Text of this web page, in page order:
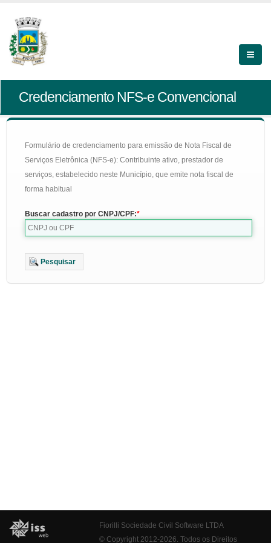
Credenciamento NFS-e Convencional
Formulário de credenciamento para emissão de Nota Fiscal de
Serviços Eletrônica (NFS-e): Contribuinte ativo, prestador de
serviços, estabelecido neste Município, que emite nota fiscal de
forma habitual
Buscar cadastro por CNPJ/CPF:
Pesquisar
Fiorilli Sociedade Civil Software LTDA
© Copyright 2012-2026. Todos os Direitos